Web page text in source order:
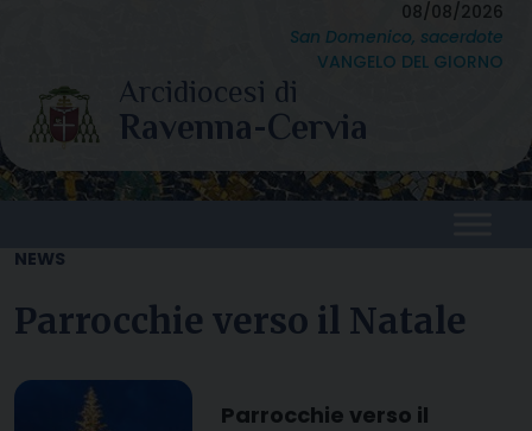
content
08/08/2026
San Domenico, sacerdote
VANGELO DEL GIORNO
NEWS
Parrocchie verso il Natale
Parrocchie verso il